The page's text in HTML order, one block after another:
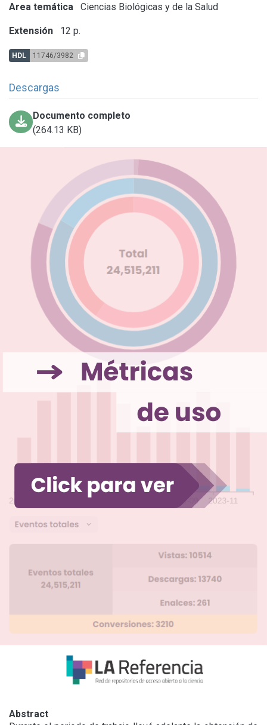
Area temática Ciencias Biológicas y de la Salud
Extensión 12 p.
HDL 11746/3982
Descargas
Documento completo
(264.13 KB)
Abstract